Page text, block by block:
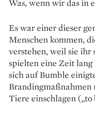
Was, wenn wir das in
Es war einer dieser
Menschen kommen,
verstehen, weil sie ihr
spielten eine Zeit
sich auf Bumble
Brandingmaßnahmen
Tiere einschlagen